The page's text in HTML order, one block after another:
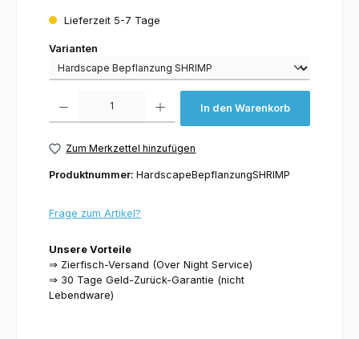
Lieferzeit 5-7 Tage
Varianten
Varianten
In den Warenkorb
Zum Merkzettel hinzufügen
Produktnummer: HardscapeBepflanzungSHRIMP
Frage zum Artikel?
Unsere Vorteile
⇒ Zierfisch-Versand (Over Night Service)
⇒ 30 Tage Geld-Zurück-Garantie (nicht
Lebendware)